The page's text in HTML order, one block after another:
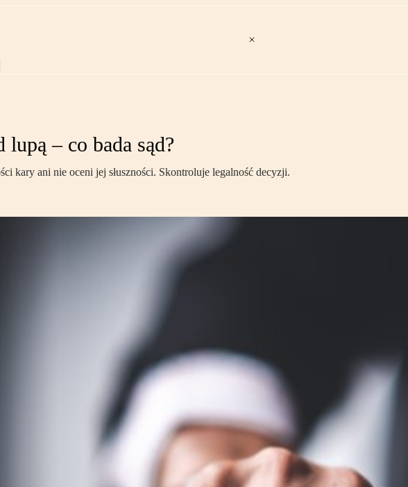
– co bada sąd?
kary ani nie oceni jej słuszności. Skontroluje legalność decyzji.